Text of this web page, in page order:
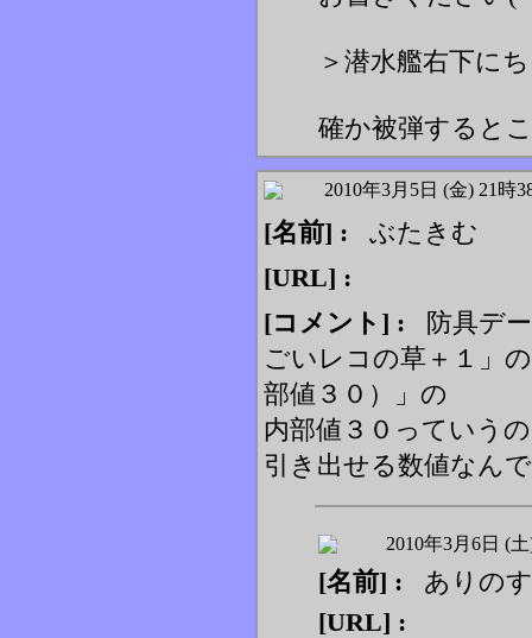
＞潜水艦右下に
確か被弾すると
2010年3月5日 (金) 21時
[名前] : ぶたきむ
[URL] :
[コメント] : 防具デ
ごいレコの草＋１」
部値３０）」の
内部値３０っていう
引き出せる数値なん
2010年3月6日 (
[名前] : ありのす
[URL] :